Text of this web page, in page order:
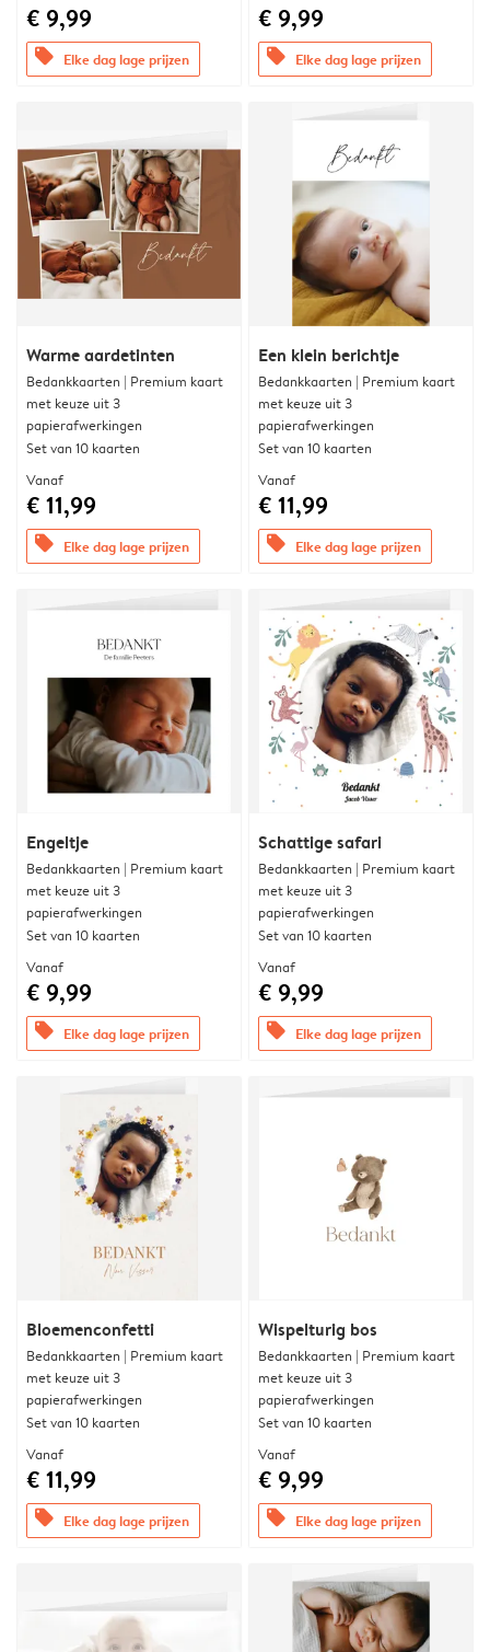
€ 9,99
offers Elke dag lage prijzen
€ 9,99
offers Elke dag lage prijzen
Warme aardetinten
Bedankkaarten | Premium kaart
met keuze uit 3
papierafwerkingen
Set van 10 kaarten
Vanaf
€ 11,99
offers Elke dag lage prijzen
Een klein berichtje
Bedankkaarten | Premium kaart
met keuze uit 3
papierafwerkingen
Set van 10 kaarten
Vanaf
€ 11,99
offers Elke dag lage prijzen
Engeltje
Bedankkaarten | Premium kaart
met keuze uit 3
papierafwerkingen
Set van 10 kaarten
Vanaf
€ 9,99
offers Elke dag lage prijzen
Schattige safari
Bedankkaarten | Premium kaart
met keuze uit 3
papierafwerkingen
Set van 10 kaarten
Vanaf
€ 9,99
offers Elke dag lage prijzen
Bloemenconfetti
Bedankkaarten | Premium kaart
met keuze uit 3
papierafwerkingen
Set van 10 kaarten
Vanaf
€ 11,99
offers Elke dag lage prijzen
Wispelturig bos
Bedankkaarten | Premium kaart
met keuze uit 3
papierafwerkingen
Set van 10 kaarten
Vanaf
€ 9,99
offers Elke dag lage prijzen